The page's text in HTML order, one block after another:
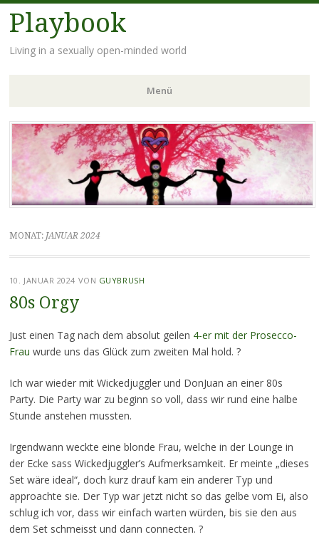
Playbook
Living in a sexually open-minded world
Menü
Zum
Inhalt
springen
MONAT: JANUAR 2024
10. JANUAR 2024 VON GUYBRUSH
80s Orgy
Just einen Tag nach dem absolut geilen 4-er mit der Prosecco-
Frau wurde uns das Glück zum zweiten Mal hold. ?
Ich war wieder mit Wickedjuggler und DonJuan an einer 80s
Party. Die Party war zu beginn so voll, dass wir rund eine halbe
Stunde anstehen mussten.
Irgendwann weckte eine blonde Frau, welche in der Lounge in
der Ecke sass Wickedjuggler’s Aufmerksamkeit. Er meinte „dieses
Set wäre ideal“, doch kurz drauf kam ein anderer Typ und
approachte sie. Der Typ war jetzt nicht so das gelbe vom Ei, also
schlug ich vor, dass wir einfach warten würden, bis sie den aus
dem Set schmeisst und dann connecten. ?